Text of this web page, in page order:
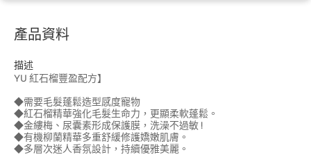
產品資料
描述
YU 紅石榴豐盈配方】
◆需要毛髮蓬鬆造型感度寵物
◆紅石榴精華強化毛髮生命力，更顯柔軟蓬鬆。
◆金縷梅、尿囊素形成保護膜，洗澡不過敏 !
◆有機柳蘭精華多重舒緩修護嬌嫩肌膚。
◆多層次迷人香氛設計，持續優雅美麗。